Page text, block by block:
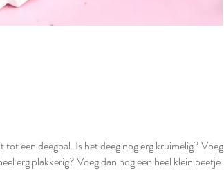
een deegbal. Is het deeg nog erg kruimelig? Voeg
erg plakkerig? Voeg dan nog een heel klein beetje